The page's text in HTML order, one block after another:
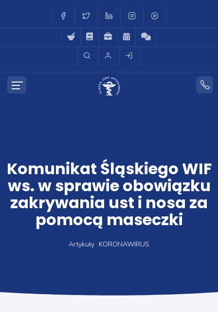
Komunikat Śląskiego WIF
ws. w sprawie obowiązku
zakrywania ust i nosa za
pomocą maseczki
Artykuły KORONAWIRUS